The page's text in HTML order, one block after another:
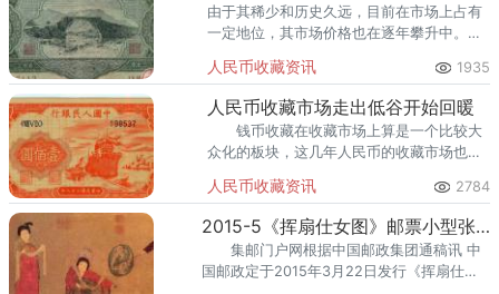
由于其稀少和历史久远，目前在市场上占有
一定地位，其市场价格也在逐年攀升中。下
人民币收藏资讯 1935
人民币收藏市场走出低谷开始回暖
钱币收藏在收藏市场上算是一个比较大
众化的板块，这几年人民币的收藏市场也是
藏界都始料不及。
人民币收藏资讯 2784
2015-5《挥扇仕女图》邮票小型张发行公告
集邮门户网根据中国邮政集团通稿讯 中
国邮政定于2015年3月22日发行《挥扇仕女